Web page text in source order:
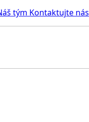
tým Kontaktujte nás